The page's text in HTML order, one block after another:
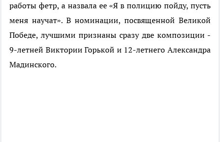
работы фетр, а назвала ее «Я в полицию пойду, пусть
меня научат». В номинации, посвященной Великой
Победе, лучшими признаны сразу две композиции -
9-летней Виктории Горькой и 12-летнего Александра
Мадинского.